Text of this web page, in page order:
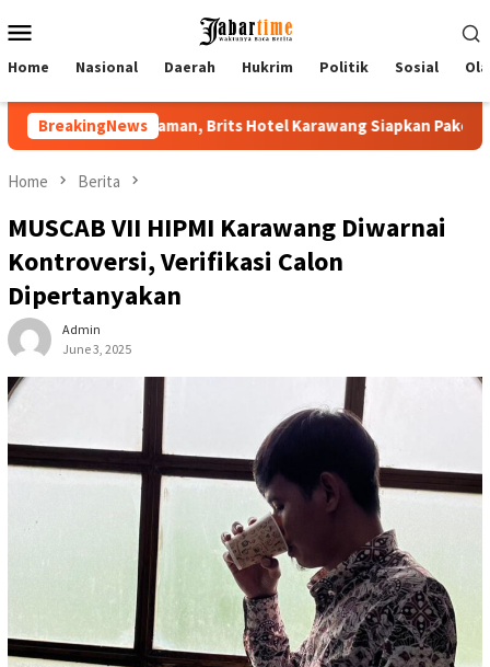
to
Menu
Home Nasional Daerah Hukrim Politik Sosial
BreakingNews
Karawang Siapkan Paket VIP Buka PKKMB 2026,
Home Berita
MUSCAB VII HIPMI Karawang Diwarnai
Kontroversi, Verifikasi Calon
Dipertanyakan
Admin
June 3, 2025